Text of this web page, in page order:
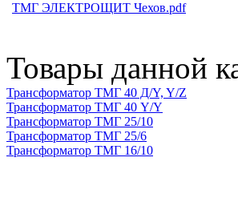
ТМГ ЭЛЕКТРОЩИТ Чехов.pdf
Товары данной
Трансформатор ТМГ 40 Д/Y, Y/Z
Трансформатор ТМГ 40 Y/Y
Трансформатор ТМГ 25/10
Трансформатор ТМГ 25/6
Трансформатор ТМГ 16/10